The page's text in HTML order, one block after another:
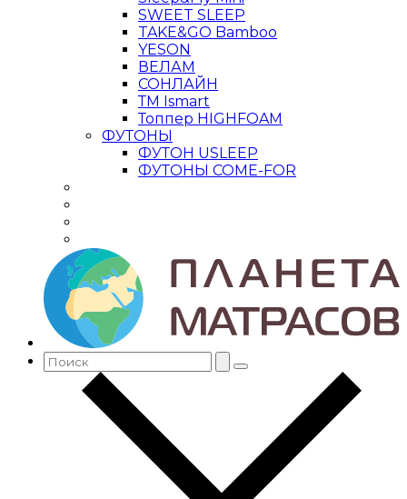
SWEET SLEEP
TAKE&GO Bamboo
YESON
ВЕЛАМ
СОНЛАЙН
ТМ Ismart
Топпер HIGHFOAM
ФУТОНЫ
ФУТОН USLEEP
ФУТОНЫ COME-FOR